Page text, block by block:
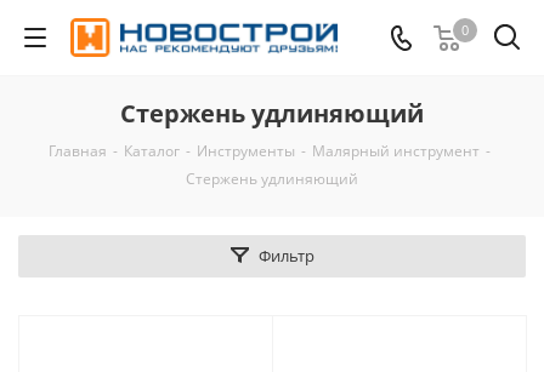
0
Стержень удлиняющий
Главная - Каталог - Инструменты - Малярный инструмент -
Стержень удлиняющий
Фильтр